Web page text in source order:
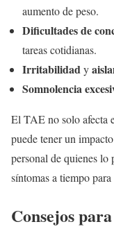
aumento de peso.
Dificultades de
tareas cotidianas.
Irritabilidady
Somnolencia
El TAE no solo afecta
puede tener un
personal de quienes lo
síntomas a tiempo
Consejos